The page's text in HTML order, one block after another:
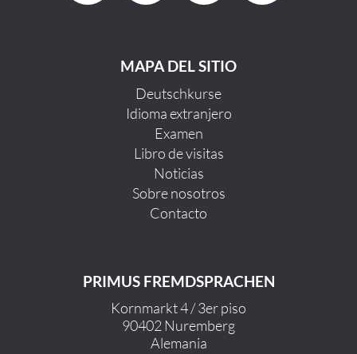
MAPA DEL SITIO
Deutschkurse
Idioma extranjero
Examen
Libro de visitas
Noticias
Sobre nosotros
Contacto
PRIMUS FREMDSPRACHEN
Kornmarkt 4 / 3er piso
90402 Nuremberg
Alemania